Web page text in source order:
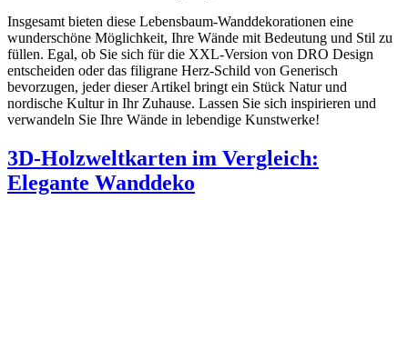
Insgesamt bieten diese Lebensbaum-Wanddekorationen eine
wunderschöne Möglichkeit, Ihre Wände mit Bedeutung und Stil zu
füllen. Egal, ob Sie sich für die XXL-Version von DRO Design
entscheiden oder das filigrane Herz-Schild von Generisch
bevorzugen, jeder dieser Artikel bringt ein Stück Natur und
nordische Kultur in Ihr Zuhause. Lassen Sie sich inspirieren und
verwandeln Sie Ihre Wände in lebendige Kunstwerke!
3D-Holzweltkarten im Vergleich:
Elegante Wanddeko